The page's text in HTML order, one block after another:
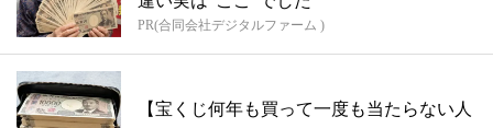
PR(合同会社デジタルファーム )
【宝くじ何年も買って一度も当たらない人